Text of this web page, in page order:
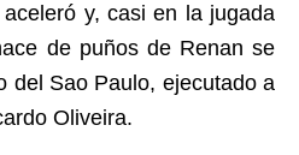
y, casi en la jugada
de puños de Renan se
del Sao Paulo, ejecutado a
Oliveira.